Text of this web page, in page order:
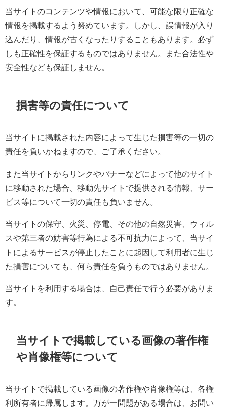
当サイトのコンテンツや情報において、可能な限り正確な
情報を掲載するよう努めています。しかし、誤情報が入り
込んだり、情報が古くなったりすることもあります。必ず
しも正確性を保証するものではありません。また合法性や
安全性なども保証しません。
損害等の責任について
当サイトに掲載された内容によって生じた損害等の一切の
責任を負いかねますので、ご了承ください。
また当サイトからリンクやバナーなどによって他のサイト
に移動された場合、移動先サイトで提供される情報、サー
ビス等について一切の責任も負いません。
当サイトの保守、火災、停電、その他の自然災害、ウィル
スや第三者の妨害等行為による不可抗力によって、当サイ
トによるサービスが停止したことに起因して利用者に生じ
た損害についても、何ら責任を負うものではありません。
当サイトを利用する場合は、自己責任で行う必要がありま
す。
当サイトで掲載している画像の著作権
や肖像権等について
当サイトで掲載している画像の著作権や肖像権等は、各権
利所有者に帰属します。万が一問題がある場合は、お問い